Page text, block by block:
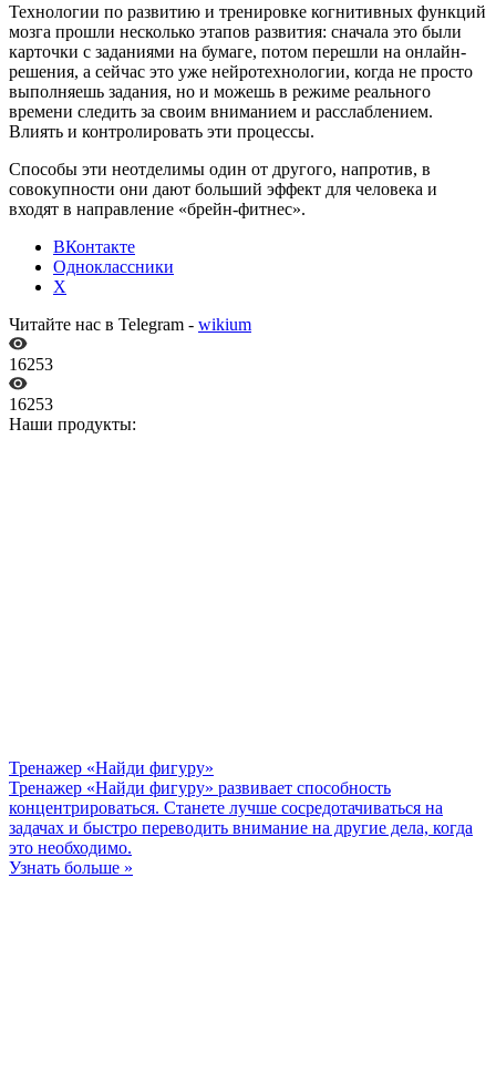
Технологии по развитию и тренировке когнитивных функций
мозга прошли несколько этапов развития: сначала это были
карточки с заданиями на бумаге, потом перешли на онлайн-
решения, а сейчас это уже нейротехнологии, когда не просто
выполняешь задания, но и можешь в режиме реального
времени следить за своим вниманием и расслаблением.
Влиять и контролировать эти процессы.
Способы эти неотделимы один от другого, напротив, в
совокупности они дают больший эффект для человека и
входят в направление «брейн-фитнес».
ВКонтакте
Одноклассники
X
Читайте нас в Telegram - wikium
16253
16253
Наши продукты:
Тренажер «Найди фигуру»
Тренажер «Найди фигуру» развивает способность
концентрироваться. Станете лучше сосредотачиваться на
задачах и быстро переводить внимание на другие дела, когда
это необходимо.
Узнать больше »